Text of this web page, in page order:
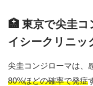
🏥 東京で尖圭
イシークリニッ
尖圭コンジローマは、
80%ほどの確率で発症